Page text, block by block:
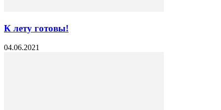
К лету готовы!
04.06.2021